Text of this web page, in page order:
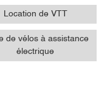
Location de VTT
de vélos à assistance
électrique